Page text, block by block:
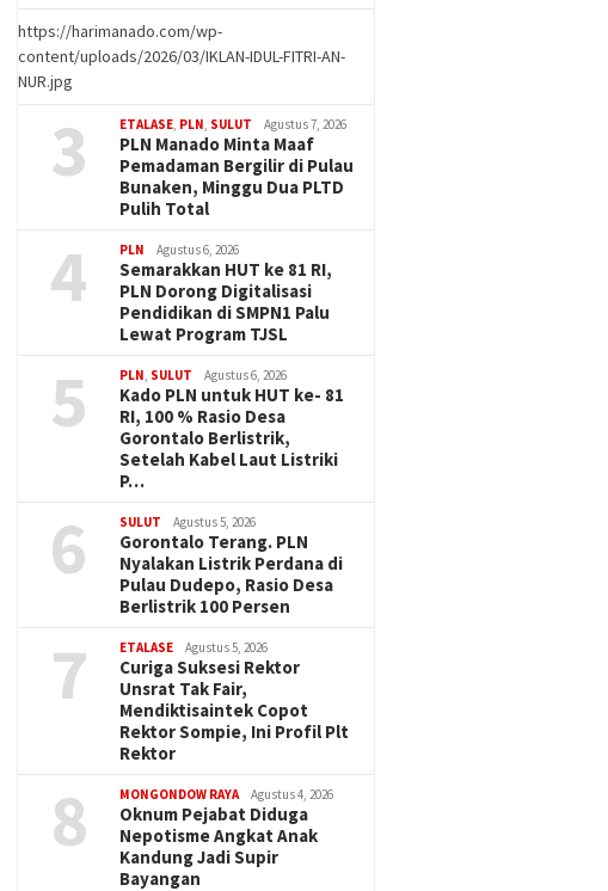
https://harimanado.com/wp-
content/uploads/2026/03/IKLAN-IDUL-FITRI-AN-
NUR.jpg
3 ETALASE PLN SULUT Agustus 7, 2026
PLN Manado Minta Maaf
Pemadaman Bergilir di Pulau
Bunaken, Minggu Dua PLTD
Pulih Total
4 PLN Agustus 6, 2026
Semarakkan HUT ke 81 RI,
PLN Dorong Digitalisasi
Pendidikan di SMPN1 Palu
Lewat Program TJSL
5 PLN SULUT Agustus 6, 2026
Kado PLN untuk HUT ke- 81
RI, 100 % Rasio Desa
Gorontalo Berlistrik,
Setelah Kabel Laut Listriki
P…
6 SULUT Agustus 5, 2026
Gorontalo Terang. PLN
Nyalakan Listrik Perdana di
Pulau Dudepo, Rasio Desa
Berlistrik 100 Persen
7 ETALASE Agustus 5, 2026
Curiga Suksesi Rektor
Unsrat Tak Fair,
Mendiktisaintek Copot
Rektor Sompie, Ini Profil Plt
Rektor
8 MONGONDOW RAYA Agustus 4, 2026
Oknum Pejabat Diduga
Nepotisme Angkat Anak
Kandung Jadi Supir
Bayangan